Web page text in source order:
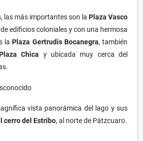
las más importantes son la Plaza Vasco
edificios coloniales y con una hermosa
laPlaza Gertrudis Bocanegra, también
Chica y ubicada muy cerca del
vista panorámica del lago y sus
cerro del Estribo, al norte de Pátzcuaro.